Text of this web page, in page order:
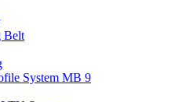
Belt
System MB 9